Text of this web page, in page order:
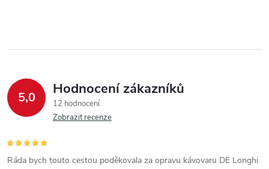
5,0 Hodnocení zákazníků
12 hodnocení
Zobrazit recenze
Ráda bych touto cestou poděkovala za opravu kávovaru DE Longhi